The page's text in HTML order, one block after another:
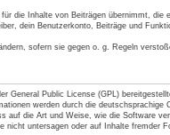
die Inhalte von Beiträgen übernimmt, die
dein Benutzerkonto, Beiträge und
sofern sie gegen o. g. Regeln
General Public License (GPL)
werden durch die deutschsprachige
auf die Art und Weise, wie die Software
untersagen oder auf Inhalte fremder